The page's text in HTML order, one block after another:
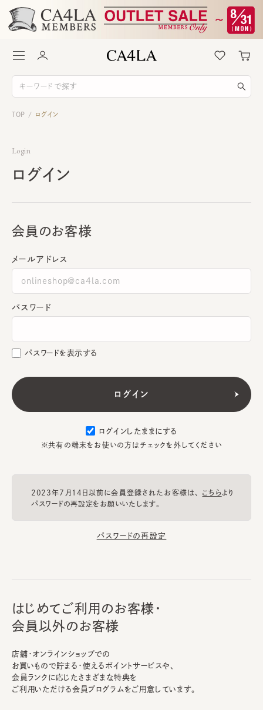
TOP / ログイン
Login
ログイン
会員のお客様
メールアドレス
パスワード
パスワードを表示する
ログインしたままにする
※共有の端末をお使いの方はチェックを外してください
2023年7月14日以前に会員登録されたお客様は、 こちらより
パスワードの再設定をお願いいたします。
パスワードの再設定
はじめてご利用のお客様・
会員以外のお客様
店舗・オンラインショップでの
お買いもので貯まる・使えるポイントサービスや、
会員ランクに応じたさまざまな特典を
ご利用いただける会員プログラムをご用意しています。